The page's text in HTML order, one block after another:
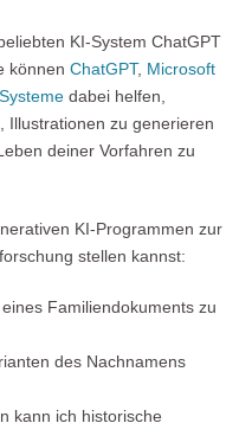
KI-System ChatGPT
können ChatGPT, Microsoft
dabei helfen,
Illustrationen zu generieren
deiner Vorfahren zu
KI-Programmen zur
stellen kannst:
Familiendokuments zu
des Nachnamens
kann ich historische